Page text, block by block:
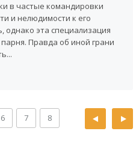
в частые командировки
и нелюдимости к его
однако эта специализация
Правда об иной грани
6 7
8